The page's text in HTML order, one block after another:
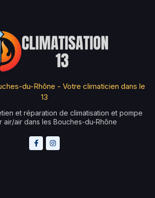
du-Rhône - Votre climaticien dans le
13
et réparation de climatisation et pompe
air/air dans les Bouches-du-Rhône